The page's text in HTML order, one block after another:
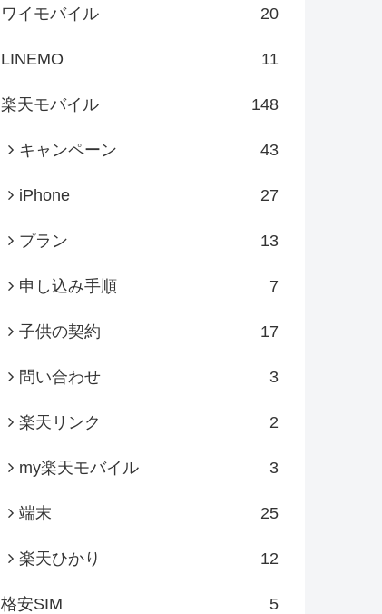
ワイモバイル 20
LINEMO 11
楽天モバイル 148
キャンペーン 43
iPhone 27
プラン 13
申し込み手順 7
子供の契約 17
問い合わせ 3
楽天リンク 2
my楽天モバイル 3
端末 25
楽天ひかり 12
格安SIM 5